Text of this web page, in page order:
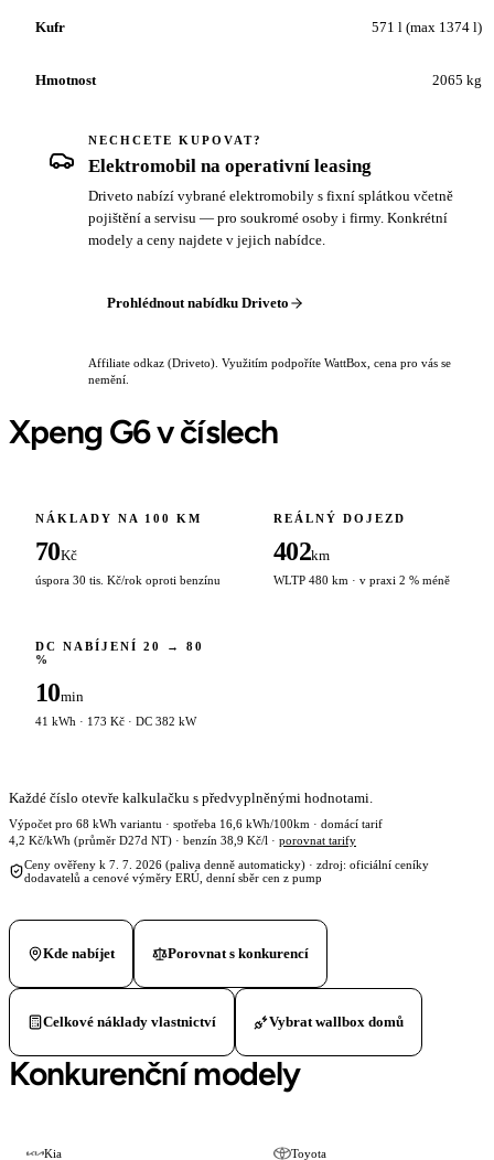
Kufr 571 l (max 1374 l)
Hmotnost 2065 kg
NECHCETE KUPOVAT?
Elektromobil na operativní leasing
Driveto nabízí vybrané elektromobily s fixní splátkou včetně
pojištění a servisu — pro soukromé osoby i firmy. Konkrétní
modely a ceny najdete v jejich nabídce.
Prohlédnout nabídku Driveto
Affiliate odkaz (Driveto). Využitím podpoříte WattBox, cena pro vás se
nemění.
Xpeng G6 v číslech
NÁKLADY NA 100 KM
70Kč
úspora 30 tis. Kč/rok oproti benzínu
REÁLNÝ DOJEZD
402km
WLTP 480 km · v praxi 2 % méně
DC NABÍJENÍ 20 → 80
%
10min
41 kWh · 173 Kč · DC 382 kW
Každé číslo otevře kalkulačku s předvyplněnými hodnotami.
Výpočet pro 68 kWh variantu · spotřeba 16,6 kWh/100km · domácí tarif
4,2 Kč/kWh (průměr D27d NT) · benzín 38,9 Kč/l · porovnat tarify
Ceny ověřeny k 7. 7. 2026 (paliva denně automaticky) · zdroj: oficiální ceníky
dodavatelů a cenové výměry ERÚ, denní sběr cen z pump
Kde nabíjet Porovnat s konkurencí
Celkové náklady vlastnictví Vybrat wallbox domů
Konkurenční modely
Kia Toyota